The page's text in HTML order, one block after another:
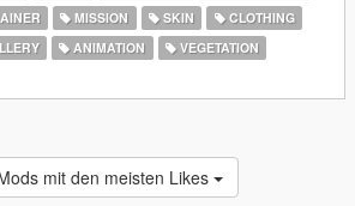
MISSION SKIN
CLOTHING
ANIMATION
VEGETATION
mit den meisten Likes